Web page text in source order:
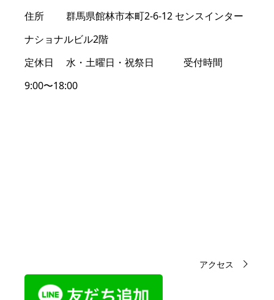
住所 群馬県館林市本町2-6-12 センスインター
ナショナルビル2階
定休日 水・土曜日・祝祭日 受付時間
9:00〜18:00
アクセス